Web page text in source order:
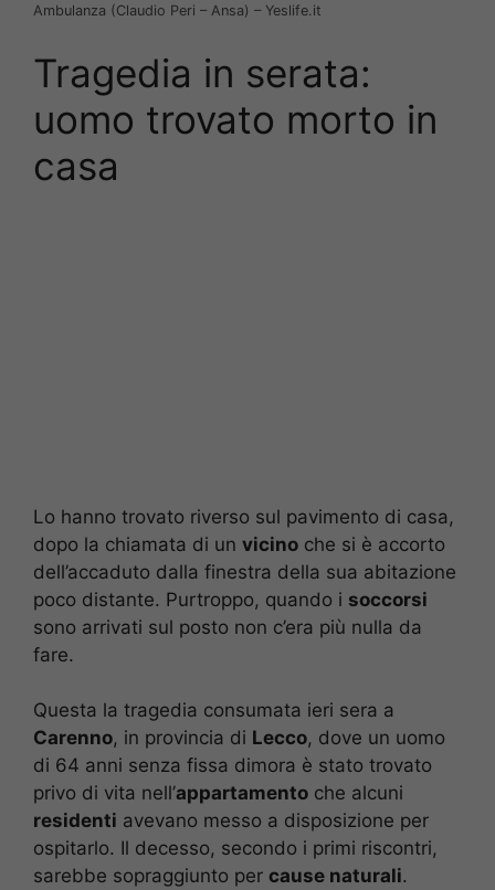
Ambulanza (Claudio Peri – Ansa) – Yeslife.it
Tragedia in serata:
uomo trovato morto in
casa
Lo hanno trovato riverso sul pavimento di casa,
dopo la chiamata di un vicino che si è accorto
dell’accaduto dalla finestra della sua abitazione
poco distante. Purtroppo, quando i soccorsi
sono arrivati sul posto non c’era più nulla da
fare.
Questa la tragedia consumata ieri sera a
Carenno, in provincia di Lecco, dove un uomo
di 64 anni senza fissa dimora è stato trovato
privo di vita nell’appartamento che alcuni
residenti avevano messo a disposizione per
ospitarlo. Il decesso, secondo i primi riscontri,
sarebbe sopraggiunto per cause naturali.